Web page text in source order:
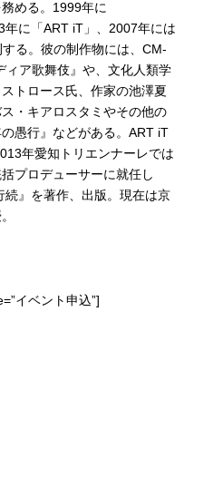
める。1999年に
年に「ART iT」、2007年には
する。彼の制作物には、CM-
ィア歌舞伎』や、文化人類学
トロース氏、作家の池澤夏
・キアロスタミやその他の
愚行』などがある。ART iT
年愛知トリエンナーレでは
プロデューサーに就任し
』を著作、出版。現在は京
イベント申込”]